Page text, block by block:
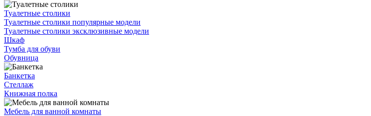
Туалетные столики
Туалетные столики популярные модели
Туалетные столики эксклюзивные модели
Шкаф
Тумба для обуви
Обувница
Банкетка
Стеллаж
Книжная полка
Мебель для ванной комнаты